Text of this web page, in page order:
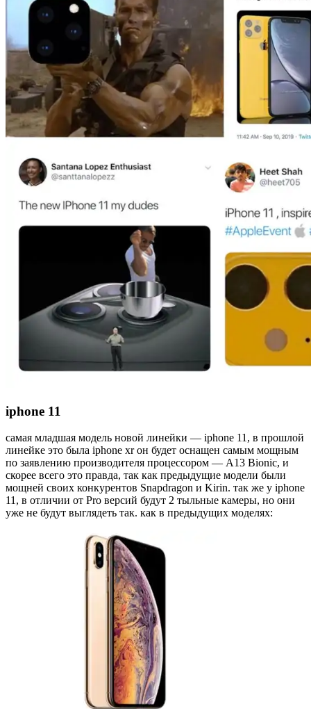
iphone 11
самая младшая модель новой линейки — iphone 11, в прошлой
линейке это была iphone xr он будет оснащен самым мощным
по заявлению производителя процессором — А13 Bionic, и
скорее всего это правда, так как предыдущие модели были
мощней своих конкурентов Snapdragon и Kirin. так же у iphone
11, в отличии от Pro версий будут 2 тыльные камеры, но они
уже не будут выглядеть так. как в предыдущих моделях: